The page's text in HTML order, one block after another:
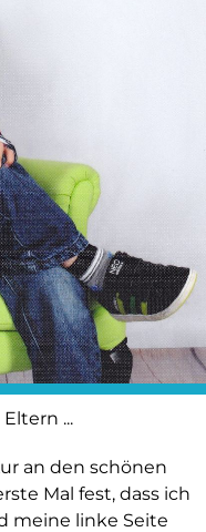
...
an den schönen
Mal fest, dass ich
meine linke Seite